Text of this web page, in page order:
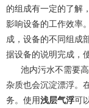
的组成有一定的了解
影响设备的工作效率
成，设备的不同组成
据设备的说明完成，
池内污水不需要高
杂质也会沉淀漂浮。
务。使用浅层气浮可